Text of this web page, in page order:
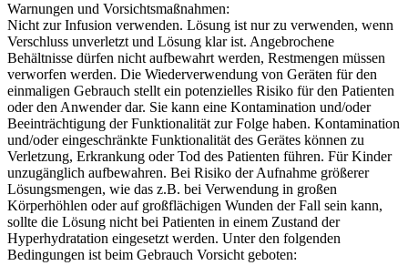
Warnungen und Vorsichtsmaßnahmen:
Nicht zur Infusion verwenden. Lösung ist nur zu verwenden, wenn
Verschluss unverletzt und Lösung klar ist. Angebrochene
Behältnisse dürfen nicht aufbewahrt werden, Restmengen müssen
verworfen werden. Die Wiederverwendung von Geräten für den
einmaligen Gebrauch stellt ein potenzielles Risiko für den Patienten
oder den Anwender dar. Sie kann eine Kontamination und/oder
Beeinträchtigung der Funktionalität zur Folge haben. Kontamination
und/oder eingeschränkte Funktionalität des Gerätes können zu
Verletzung, Erkrankung oder Tod des Patienten führen. Für Kinder
unzugänglich aufbewahren. Bei Risiko der Aufnahme größerer
Lösungsmengen, wie das z.B. bei Verwendung in großen
Körperhöhlen oder auf großflächigen Wunden der Fall sein kann,
sollte die Lösung nicht bei Patienten in einem Zustand der
Hyperhydratation eingesetzt werden. Unter den folgenden
Bedingungen ist beim Gebrauch Vorsicht geboten: